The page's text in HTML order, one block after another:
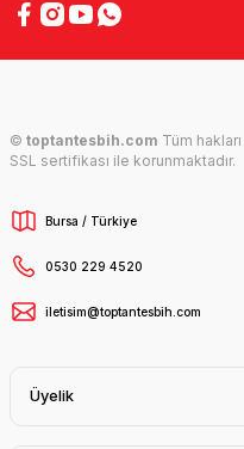
© toptantesbih.com Tüm
SSL sertifikası ile korunmaktadır.
Bursa / Türkiye
0530 229 4520
iletisim@toptantesbih.com
Üyelik